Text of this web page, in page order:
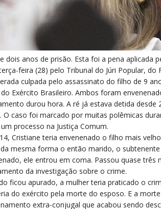
dois anos de prisão. Esta foi a pena aplicada
feira (28) pelo Tribunal do Júri Popular,
culpada pelo assassinato do filho de 9
Exército Brasileiro. Ambos foram
durou hora. A ré já estava detida
O caso foi marcado por muitas polêmicas
processo na Justiça Comum.
Cristiane teria envenenado o filho mais
mesma forma o então marido, o
ele entrou em coma. Passou quase
da investigação sobre o crime.
ficou apurado, a mulher teria praticado o
do exército pela morte do esposo. E a
extra-conjugal que acabou sendo